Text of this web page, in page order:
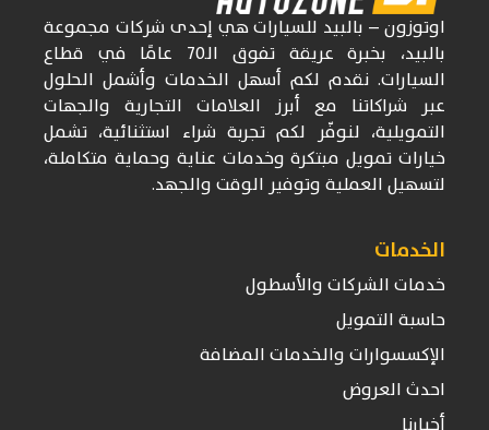
اوتوزون– بالبيد للسياراتهي إحدى شركات مجموعة
بالبيد، بخبرة عريقة تفوق الـ70
عامًا في قطاع
السيارات. نقدم لكم أسهل الخدمات وأشمل الحلول
عبر شراكاتنا مع أبرز العلامات التجارية والجهات
التمويلية، لنوفّر لكم تجربة شراء استثنائية، تشمل
خيارات تمويل مبتكرة وخدمات عناية وحماية متكاملة،
لتسهيل العملية وتوفير الوقت والجهد.
الخدمات
خدمات الشركات والأسطول
حاسبة التمويل
الإكسسوارات والخدمات المضافة
احدث العروض